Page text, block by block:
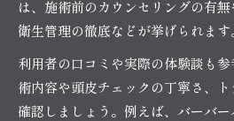
は、施術前のカウンセリングの有無
衛生管理の徹底などが挙げられます
利用者の口コミや実際の体験談も
術内容や頭皮チェックの丁寧さ、
確認しましょう。例えば、バーバ